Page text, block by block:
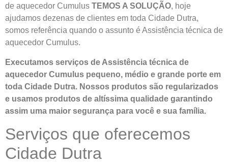
de aquecedor Cumulus TEMOS A SOLUÇÃO, hoje
ajudamos dezenas de clientes em toda Cidade Dutra,
somos referência quando o assunto é Assistência técnica de
aquecedor Cumulus.
Executamos serviços de Assistência técnica de
aquecedor Cumulus pequeno, médio e grande porte em
toda Cidade Dutra. Nossos produtos são regularizados
e usamos produtos de altíssima qualidade garantindo
assim uma maior segurança para você e sua família.
Serviços que oferecemos
Cidade Dutra